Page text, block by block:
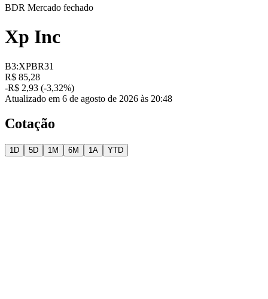
BDR Mercado fechado
Xp Inc
B3:XPBR31
R$ 85,28
-R$ 2,93 (-3,32%)
Atualizado em 6 de agosto de 2026 às 20:48
Cotação
1D 5D 1M 6M 1A YTD